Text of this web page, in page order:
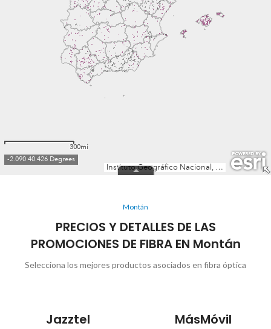
Montán
PRECIOS Y DETALLES DE LAS
PROMOCIONES DE FIBRA EN Montán
Selecciona los mejores productos asociados en fibra óptica
Jazztel MásMóvil